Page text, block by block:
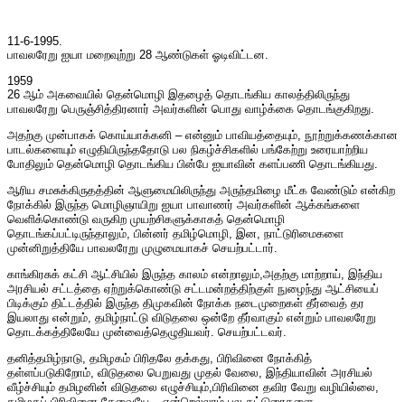
11-6-1995.
பாவலரேறு ஐயா மறைவுற்று 28 ஆண்டுகள் ஓடிவிட்டன.
1959
26 ஆம் அகவையில் தென்மொழி இதழைத் தொடங்கிய காலத்திலிருந்து
பாவலரேறு பெருஞ்சித்திரனார் அவர்களின் பொது வாழ்க்கை தொடங்குகிறது.
அதற்கு முன்பாகக் கொய்யாக்கனி – என்னும் பாவியத்தையும், நூற்றுக்கணக்கான
பாடல்களையும் எழுதியிருந்ததோடு பல நிகழ்ச்சிகளில் பங்கேற்று உரையாற்றிய
போதிலும் தென்மொழி தொடங்கிய பின்பே ஐயாவின் களப்பணி தொடங்கியது.
ஆரிய சமசுக்கிருதத்தின் ஆளுமையிலிருந்து அருந்தமிழை மீட்க வேண்டும் என்கிற
நோக்கில் இருந்த மொழிஞாயிறு ஐயா பாவாணர் அவர்களின் ஆக்கங்களை
வெளிக்கொண்டு வருகிற முயற்சிகளுக்காகத் தென்மொழி
தொடங்கப்பட்டிருந்தாலும், பின்னர் தமிழ்மொழி, இன, நாட்டுரிமைகளை
முன்னிறுத்தியே பாவலரேறு முழுமையாகச் செயற்பட்டார்.
காங்கிரசுக் கட்சி ஆட்சியில் இருந்த காலம் என்றாலும்,அதற்கு மாற்றாய், இந்திய
அரசியல் சட்டத்தை ஏற்றுக்கொண்டு சட்டமன்றத்திற்குள் நுழைந்து ஆட்சியைப்
பிடிக்கும் திட்டத்தில் இருந்த திமுகவின் நோக்க நடைமுறைகள் தீர்வைத் தர
இயலாது என்றும், தமிழ்நாட்டு விடுதலை ஒன்றே தீர்வாகும் என்றும் பாவலரேறு
தொடக்கத்திலேயே முன்வைத்தெழுதியவர். செயற்பட்டவர்.
தனித்தமிழ்நாடு, தமிழகம் பிரிதலே தக்கது, பிரிவினை நோக்கித்
தள்ளப்படுகிறோம், விடுதலை பெறுவது முதல் வேலை, இந்தியாவின் அரசியல்
வீழ்ச்சியும் தமிழனின் விடுதலை எழுச்சியும்,பிரிவினை தவிர வேறு வழியில்லை,